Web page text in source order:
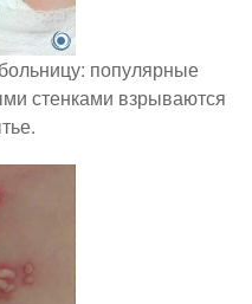
популярные
стенками взрываются